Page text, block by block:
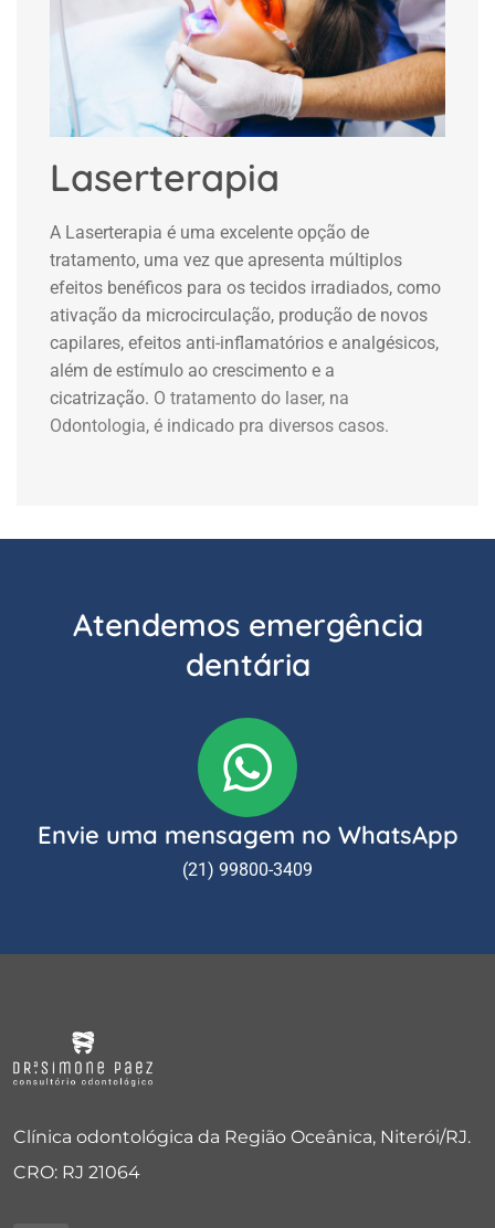
Laserterapia
A Laserterapia é uma excelente opção de
tratamento, uma vez que apresenta múltiplos
efeitos benéficos para os tecidos irradiados, como
ativação da microcirculação, produção de novos
capilares, efeitos anti-inflamatórios e analgésicos,
além de estímulo ao crescimento e a
cicatrização. O tratamento do laser, na
Odontologia, é indicado pra diversos casos.
Atendemos emergência
dentária
Envie uma mensagem no WhatsApp
(21) 99800-3409
Clínica odontológica da Região Oceânica, Niterói/RJ.
CRO: RJ 21064